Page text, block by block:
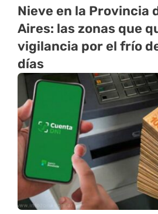
Nieve en la Provincia
Aires: las zonas que
vigilancia por el frío
días